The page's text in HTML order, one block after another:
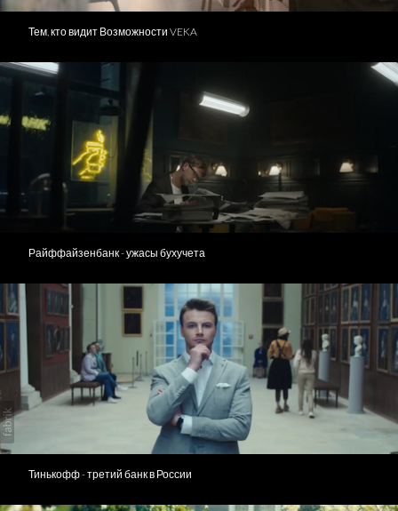
Тем, кто видит Возможности VEKA
Райффайзенбанк - ужасы бухучета
Тинькофф - третий банк в России